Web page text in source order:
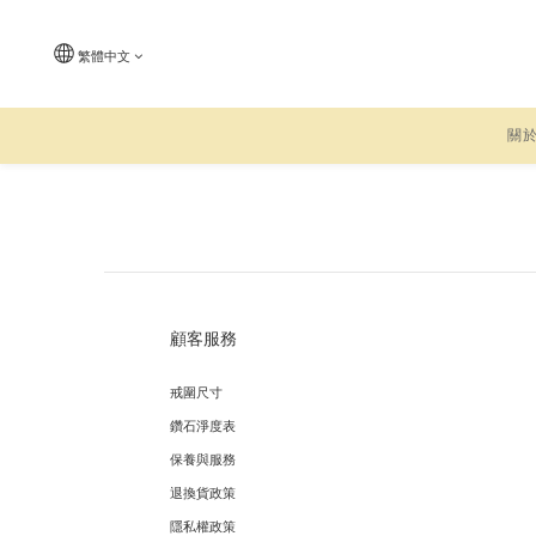
繁體中文
關
顧客服務
戒圍尺寸
鑽石淨度表
保養與服務
退換貨政策
隱私權政策